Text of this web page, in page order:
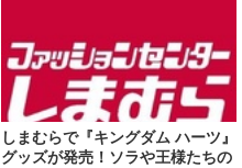
しまむらで『キングダム ハーツ』
グッズが発売！ソラや王様たちの